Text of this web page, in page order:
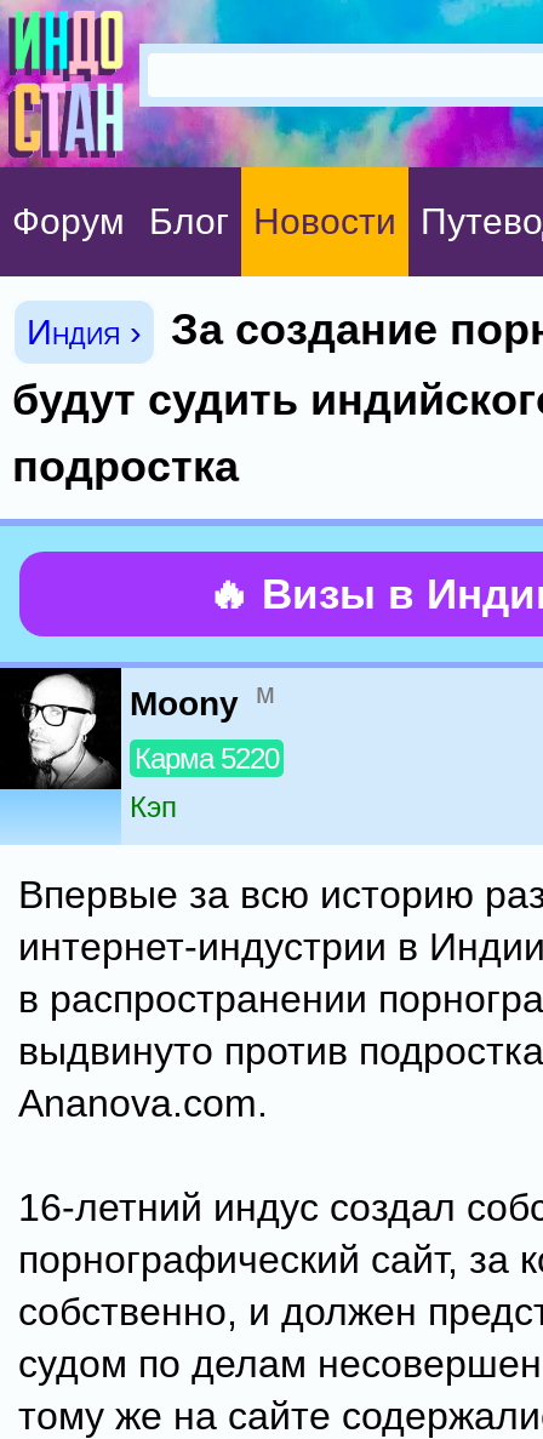
Форум Блог Новости
Индия ›
За создание
будут судить
подростка
🔥 Визы в
Moony м
Карма 5220
Кэп
Впервые за всю историю
интернет-индустрии в
в распространении
выдвинуто против
Ananova.com.
16-летний индус создал
порнографический сайт, за
собственно, и должен
судом по делам
тому же на сайте